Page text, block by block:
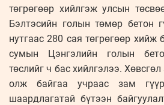
төгрөгөөр хийлгэж улсын
Бэлтэсийн голын төмөр бетон
нутгаас 280 сая төгрөгөөр
сумын Цэнгэлийн голын
төслийг ч бас хийлгэлээ.
олж байгаа учраас зам
шаардлагатай бүтээн